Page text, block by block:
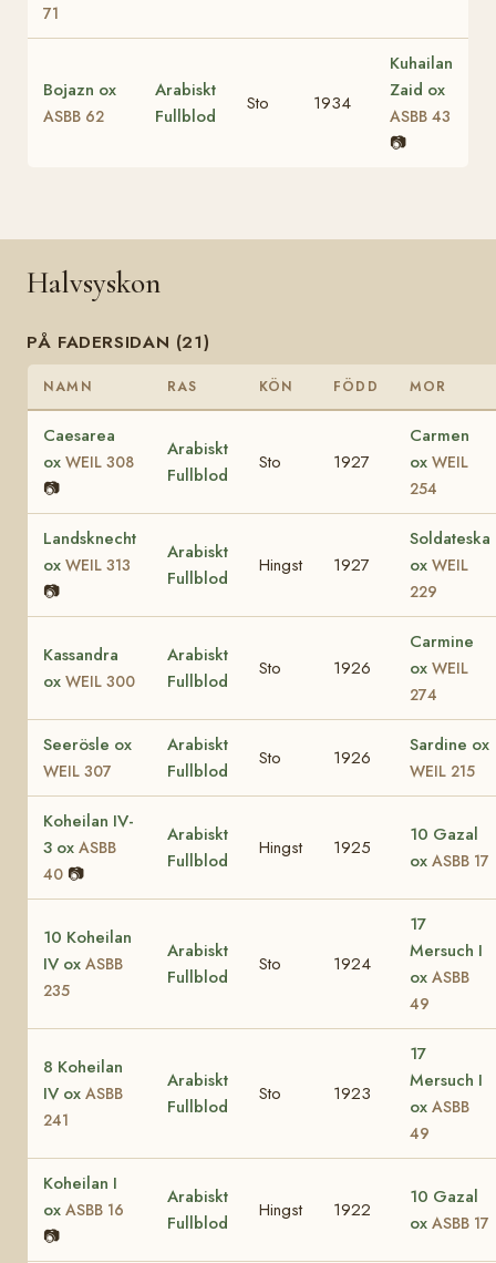
71
Bojazn ox
ASBB 62
Arabiskt
Fullblod
Sto 1934
Kuhailan
Zaid ox
ASBB 43
📷
Halvsyskon
PÅ FADERSIDAN (21)
NAMN RAS KÖN FÖDD MOR
Caesarea
ox WEIL 308
📷
Arabiskt
Fullblod
Sto 1927
Carmen
ox WEIL
254
Landsknecht
ox WEIL 313
📷
Arabiskt
Fullblod
Hingst 1927
Soldateska
ox WEIL
229
Kassandra
ox WEIL 300
Arabiskt
Fullblod
Sto 1926
Carmine
ox WEIL
274
Seerösle ox
WEIL 307
Arabiskt
Fullblod
Sto 1926
Sardine ox
WEIL 215
Koheilan IV-
3 ox ASBB
40 📷
Arabiskt
Fullblod
Hingst 1925
10 Gazal
ox ASBB 17
10 Koheilan
IV ox ASBB
235
Arabiskt
Fullblod
Sto 1924
17
Mersuch I
ox ASBB
49
8 Koheilan
IV ox ASBB
241
Arabiskt
Fullblod
Sto 1923
17
Mersuch I
ox ASBB
49
Koheilan I
ox ASBB 16
📷
Arabiskt
Fullblod
Hingst 1922
10 Gazal
ox ASBB 17